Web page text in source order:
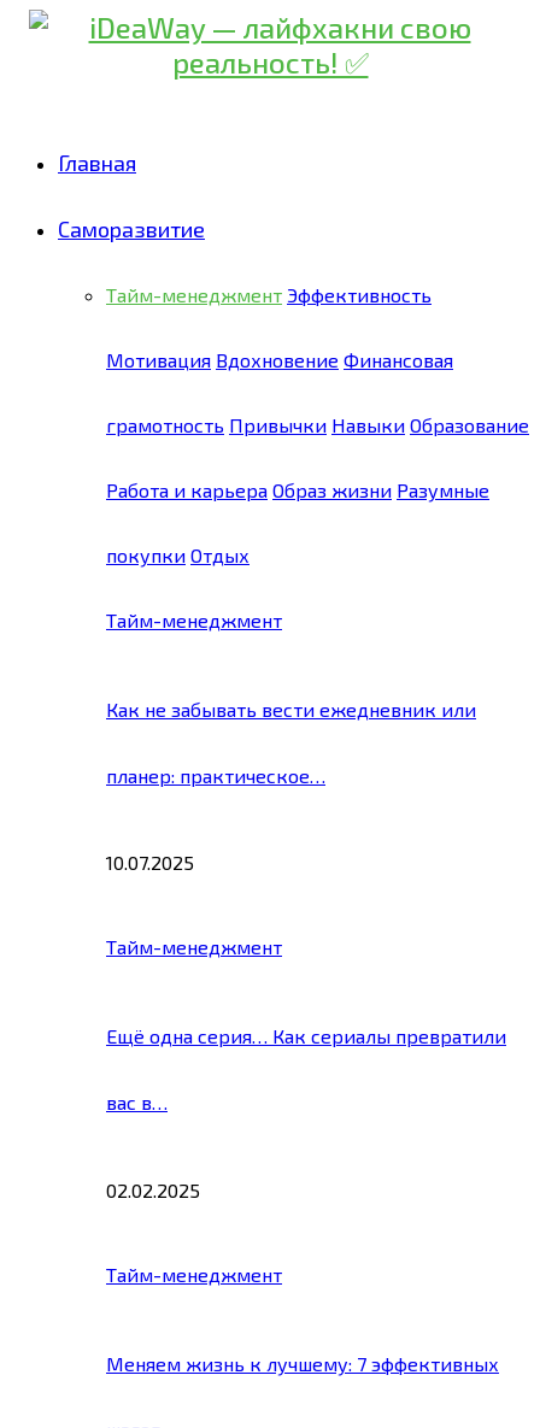
Главная
Саморазвитие
Тайм-менеджмент Эффективность
Мотивация Вдохновение Финансовая
грамотность Привычки Навыки Образование
Работа и карьера Образ жизни Разумные
покупки Отдых
Тайм-менеджмент
Как не забывать вести ежедневник или
планер: практическое…
10.07.2025
Тайм-менеджмент
Ещё одна серия… Как сериалы превратили
вас в…
02.02.2025
Тайм-менеджмент
Меняем жизнь к лучшему: 7 эффективных